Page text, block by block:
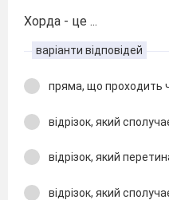
Хорда - це ...
варіанти відповідей
пряма, що проходить
відрізок, який
відрізок, який
відрізок, який